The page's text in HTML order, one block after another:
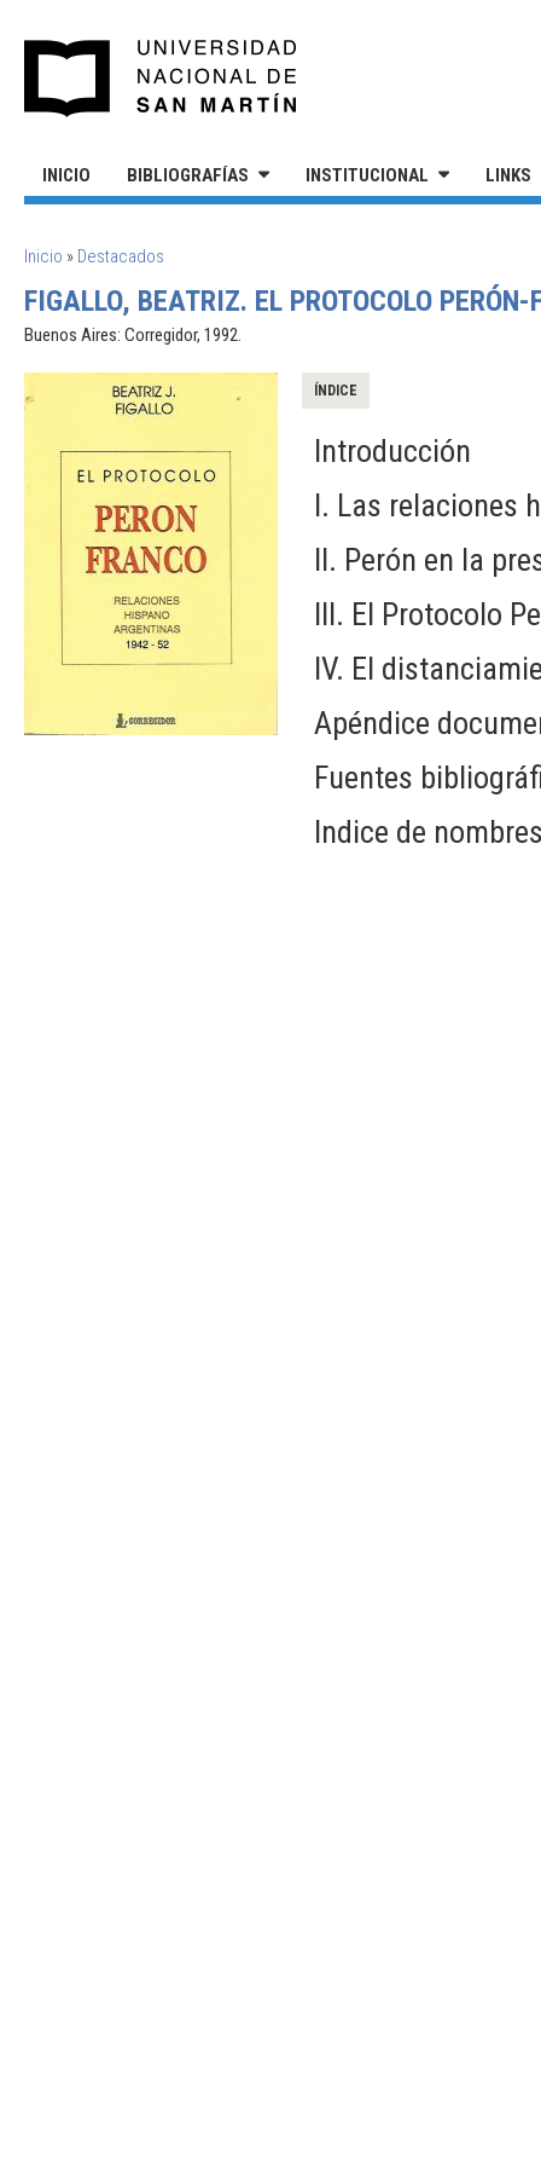
INICIO BIBLIOGRAFÍAS INSTITUCIONAL LINKS
SE ENCUENTRA USTED AQUÍ
Inicio » Destacados
FIGALLO, BEATRIZ. EL PROTOCOLO PERÓN-
Buenos Aires: Corregidor, 1992.
ÍNDICE
Introducción
I. Las relaciones
II. Perón en la
III. El Protocolo
IV. El
Apéndice
Fuentes
Indice de